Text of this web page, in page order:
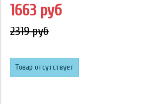
1663 руб
2319 руб
Товар отсутствует